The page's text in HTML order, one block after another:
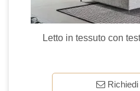
Letto in tessuto con